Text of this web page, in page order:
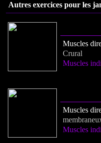
Autres exercices pour les
Muscles
Crural
Muscles
Muscles
Muscles